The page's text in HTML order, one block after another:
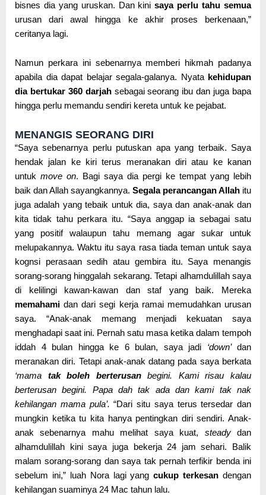
bisnes dia yang uruskan. Dan kinisaya perlu tahu semua
urusan dari awal hingga ke akhir proses berkenaan,”
ceritanya lagi.
Namun perkara ini sebenarnya memberi hikmah padanya
apabila dia dapat belajar segala-galanya. Nyata kehidupan
dia bertukar 360 darjahsebagai seorang ibu dan juga bapa
hingga perlu memandu sendiri kereta untuk ke pejabat.
MENANGIS SEORANG DIRI
“Saya sebenarnya perlu putuskan apa yang terbaik. Saya
hendak jalan ke kiri terus meranakan diri atau ke kanan
untuk move on. Bagi saya dia pergi ke tempat yang lebih
baik dan Allah sayangkannya. Segala perancangan Allah itu
juga adalah yang tebaik untuk dia, saya dan anak-anak dan
kita tidak tahu perkara itu. “Saya anggap ia sebagai satu
yang positif walaupun tahu memang agar sukar untuk
melupakannya. Waktu itu saya rasa tiada teman untuk saya
kognsi perasaan sedih atau gembira itu. Saya menangis
sorang-sorang hinggalah sekarang. Tetapi alhamdulillah saya
di kelilingi kawan-kawan dan staf yang baik. Mereka
memahami dan dari segi kerja ramai memudahkan urusan
saya. “Anak-anak memang menjadi kekuatan saya
menghadapi saat ini. Pernah satu masa ketika dalam tempoh
iddah 4 bulan hingga ke 6 bulan, saya jadi ‘down’dan
meranakan diri. Tetapi anak-anak datang pada saya berkata
‘mama tak boleh berterusanbegini. Kami risau kalau
berterusan begini. Papa dah tak ada dan kami tak nak
kehilangan mama pula’. “Dari situ saya terus tersedar dan
mungkin ketika tu kita hanya pentingkan diri sendiri. Anak-
anak sebenarnya mahu melihat saya kuat, steadydan
alhamdulillah kini saya juga bekerja 24 jam sehari. Balik
malam sorang-sorang dan saya tak pernah terfikir benda ini
sebelum ini,” luah Nora lagi yangcukup terkesan dengan
kehilangan suaminya 24 Mac tahun lalu.